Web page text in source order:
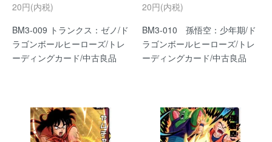
20円(内税)
BM3-009 トランクス：ゼノ/ド
ラゴンボールヒーローズ/トレ
ーディングカード/中古良品
20円(内税)
BM3-010 孫悟空：少年期/ド
ラゴンボールヒーローズ/トレ
ーディングカード/中古良品